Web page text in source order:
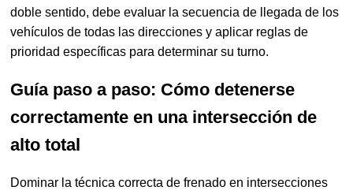
doble sentido, debe evaluar la secuencia de llegada de los
vehículos de todas las direcciones y aplicar reglas de
prioridad específicas para determinar su turno.
Guía paso a paso: Cómo detenerse
correctamente en una intersección de
alto total
Dominar la técnica correcta de frenado en intersecciones